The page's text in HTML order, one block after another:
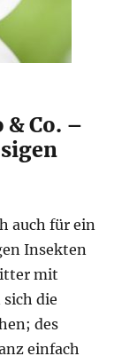
Co. –
auch für ein
Insekten
mit
die
des
einfach